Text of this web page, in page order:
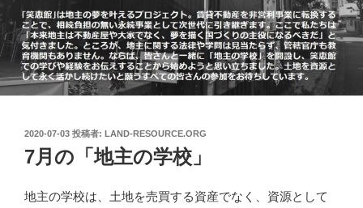
投
日:
2020-07-03 投稿者: LAND-RESOURCE.ORG
7月の「地主の学校」
地主の学校は、土地を売買する資産でなく、資源として